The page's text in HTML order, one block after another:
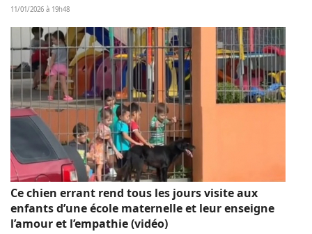
11/01/2026 à 19h48
Ce chien errant rend tous les jours visite aux
enfants d’une école maternelle et leur enseigne
l’amour et l’empathie (vidéo)